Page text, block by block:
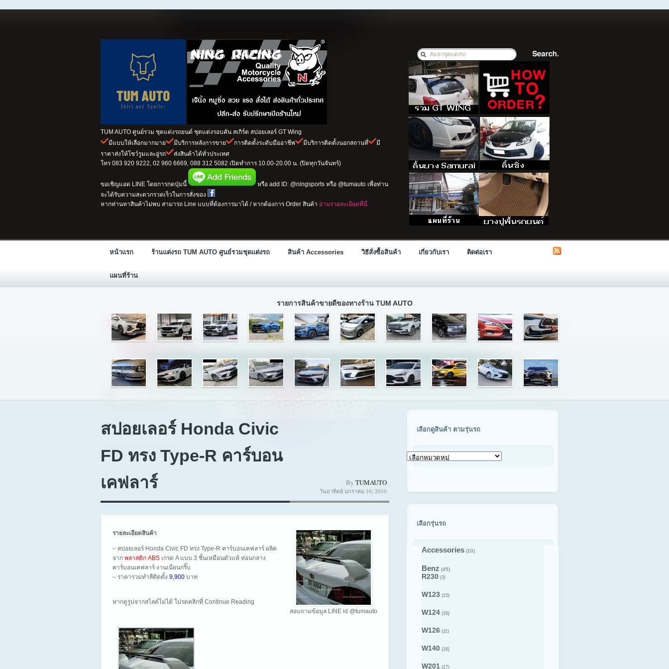
TUM AUTO ศูนย์รวม ชุดแต่งรถยนต์ ชุดแต่งรอบคัน สเกิร์ต สปอยเลอร์ GT Wing
มีแบบให้เลือกมากมาย
มีบริการหลังการขาย การติดตั้งระดับมืออาชีพ มีบริการติดตั้งนอกสถานที่
มี
ราคาส่งให้โชว์รูมและอู่รถ
ส่งสินค้าได้ทั่วประเทศ
โทร 083 920 9222, 02 960 6669, 088 312 5082 เปิดทำการ 10.00-20.00 น. (ปิดทุกวันจันทร์)
ขอเชิญแอด LINE โดยการกดปุ่มนี้
หรือ add ID: @ningsports หรือ @tumauto เพื่อท่าน
จะได้รับความสะดวกรวดเร็วในการสั่งของ
หากท่านหาสินค้าไม่พบ สามารถ Line แบบที่ต้องการมาได้ / หากต้องการ Order สินค้า อ่านรายละเอียดที่นี่
หน้าแรก ร้านแต่งรถ TUM AUTO ศูนย์รวมชุดแต่งรถ สินค้า Accessories วิธีสั่งซื้อสินค้า เกี่ยวกับเรา ติดต่อเรา
แผนที่ร้าน
รายการสินค้าขายดีของทางร้าน TUM AUTO
สปอยเลอร์ Honda Civic
FD ทรง Type-R คาร์บอน
เคฟลาร์
By TUMAUTO
วันอาทิตย์ มกราคม 10, 2010
สอบถามข้อมูล LINE id @tumauto
รายละเอียดสินค้า
– สปอยเลอร์ Honda Civic FD ทรง Type-R คาร์บอนเคฟลาร์ ผลิต
จาก พลาสติก ABS เกรด A แบบ 3 ชิ้นเหมือนตัวแท้ ท่อนกลาง
คาร์บอนเคฟลาร์ งานเนียนกริ๊บ
– ราคารวมทำสีติดตั้ง 9,900 บาท
หากดูรูปจากสไลด์ไม่ได้ โปรดคลิกที่ Continue Reading
เลือกดูสินค้า ตามรุ่นรถ
เลือก
รุ่น
เลือกรุ่นรถ
Accessories (10)
Benz (45)
R230 (3)
W123 (15)
W124 (16)
W126 (11)
W140 (16)
W201 (17)